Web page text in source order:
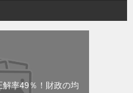
解率49％！財政の均